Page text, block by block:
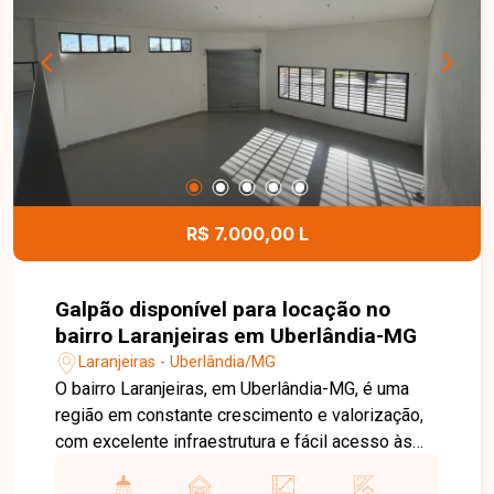
dispõe de portaria 24 horas, playground, quadra
esportiva e quiosque com churrasqueira,
proporcionando mais segurança, lazer e
comodidade para toda a família. Uma excelente
oportunidade para quem busca um apartamento
bem localizado, com condomínio completo e
ótimo custo-benefício. Entre em contato e
agende sua visita!
R$ 7.000,00 L
Galpão disponível para locação no
bairro Laranjeiras em Uberlândia-MG
Laranjeiras - Uberlândia/MG
O bairro Laranjeiras, em Uberlândia-MG, é uma
região em constante crescimento e valorização,
com excelente infraestrutura e fácil acesso às